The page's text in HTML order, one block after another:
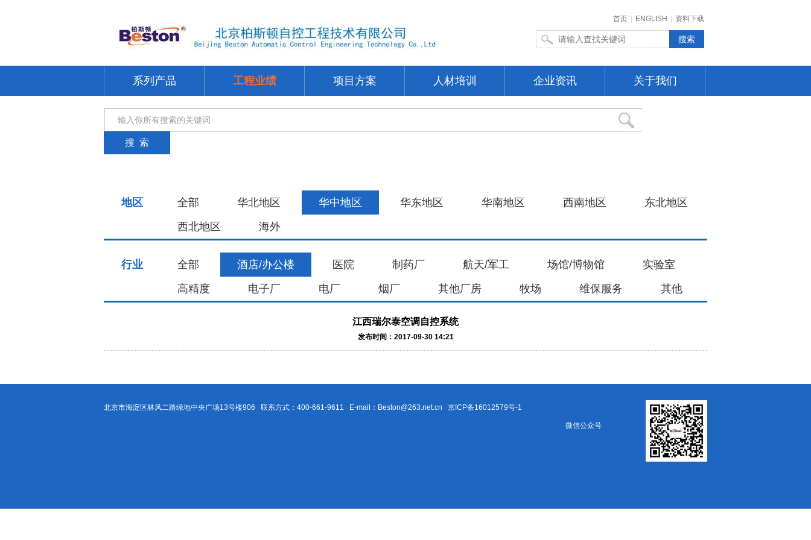
首页 ENGLISH 资料下载
系列产品 工程业绩 项目方案 人材培训 企业资讯 关于我们
地区 全部 华北地区 华中地区 华东地区 华南地区 西南地区
东北地区
西北地区
海外
行业 全部 酒店/办公楼 医院 制药厂 航天/军工 场馆/博物馆
实验室
高精度
电子厂 电厂 烟厂 其他厂房 牧场 维保服务 其他
江西瑞尔泰空调自控系统
发布时间：2017-09-30 14:21
北京市海淀区林风二路绿地中央广场13号楼906 联系方式：400-661-9611 E-mail：Beston@263.net.cn 京ICP备16012579号-1
微信公众号